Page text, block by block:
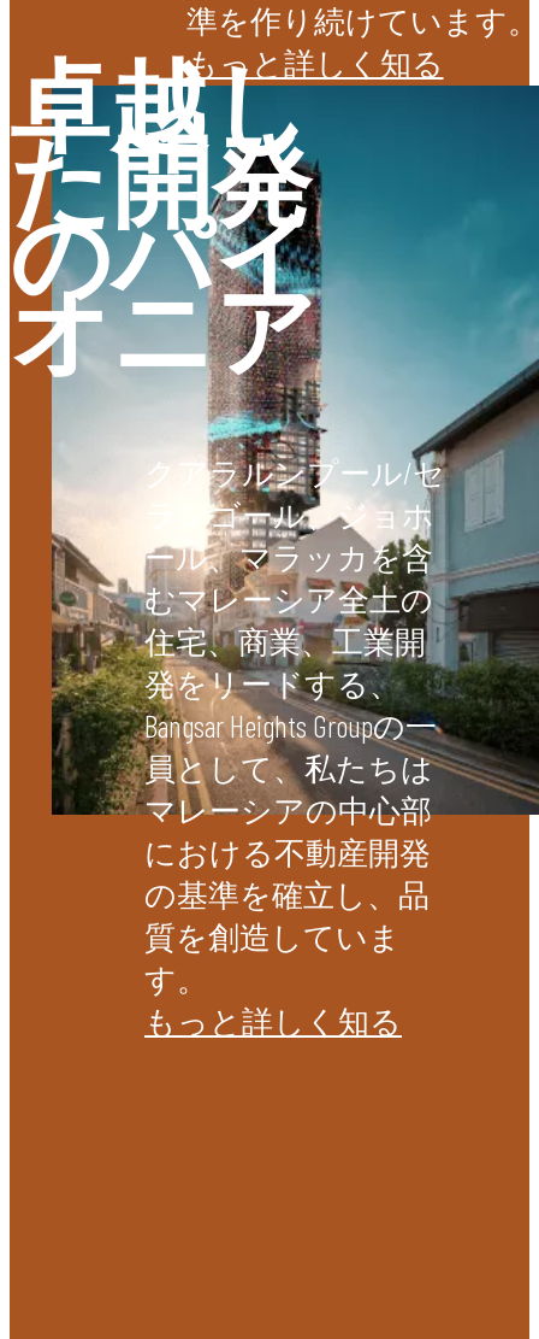
オーダー
メイド
個々のお客様に合わせて職人技を発揮し、各プロジ
ェクトをそこに住む人々のニーズに応じて仕上げま
す。カスタマイズされた建築設計から厳選された設
備まで、私たちは日常を超越し、個性とラグジュア
リーを体現する空間を創造することを目指していま
す。
準を作り続けています。
もっと詳しく知る
卓越し
た開発
のパイ
オニア
クアラルンプール/セ
ランゴール、ジョホ
ール、マラッカを含
むマレーシア全土の
住宅、商業、工業開
発をリードする、
Bangsar Heights Groupの一
員として、私たちは
マレーシアの中心部
における不動産開発
の基準を確立し、品
質を創造していま
す。
もっと詳しく知る